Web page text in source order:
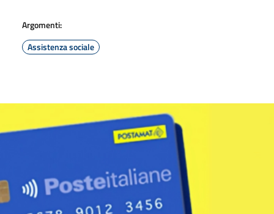
Argomenti:
Assistenza sociale